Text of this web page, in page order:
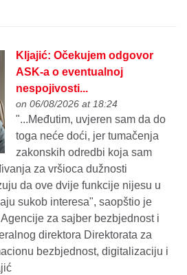
Kljajić: Očekujem odgovor
ASK-a o eventualnoj
nespojivosti...
on 06/08/2026 at 18:24
"...Međutim, uvjeren sam da do
toga neće doći, jer tumačenja
zakonskih odredbi koja sam
za vršioca dužnosti
da ove dvije funkcije nijesu u
sukob interesa", saopštio je
za sajber bezbjednost i
direktora Direktorata za
bezbjednost, digitalizaciju i